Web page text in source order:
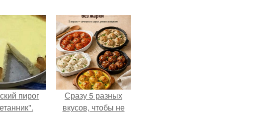
пирог
Сразу 5 разных
вкусов, чтобы не